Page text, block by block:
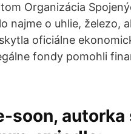
Organizácia
najme o uhlie, železo,
oficiálne
fondy pomohli
soon, autorka